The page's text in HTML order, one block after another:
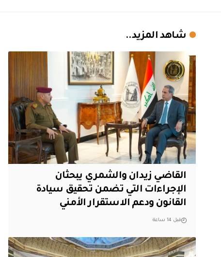
شاهد المزيد..
القاضي زيدان والشمري يبحثان
الإجراءات التي تضمن تحقيق سيادة
القانون ودعم الاستقرار الأمني
قبل 14 ساعة